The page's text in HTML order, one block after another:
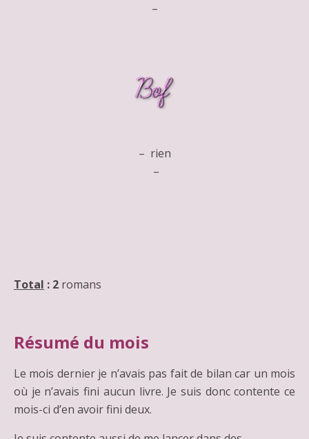
–
– rien
–
Total : 2 romans
Résumé du mois
Le mois dernier je n’avais pas fait de bilan car un mois
où je n’avais fini aucun livre. Je suis donc contente ce
mois-ci d’en avoir fini deux.